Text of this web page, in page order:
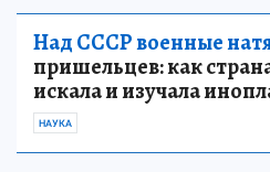
Над СССР военные
пришельцев: как
искала и изучала
НАУКА